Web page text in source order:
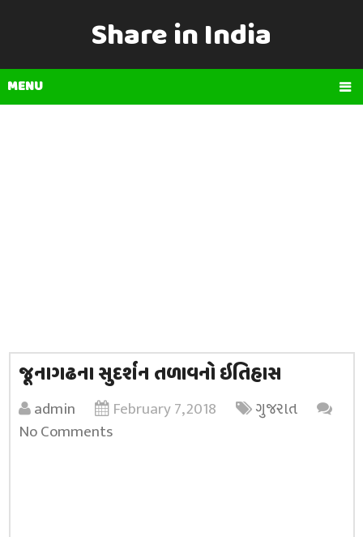
Share in India
MENU
જૂનાગઢના સુદર્શન તળાવનો ઇતિહાસ
admin February 7, 2018
ગુજરાત
No Comments